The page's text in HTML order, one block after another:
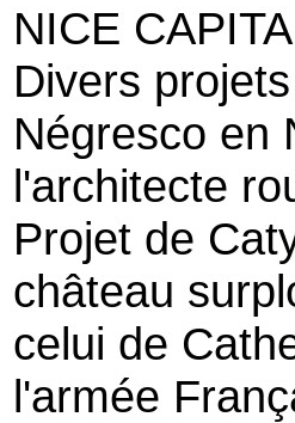
NICE
Divers
Négresco en
l'architecte
Projet de
château
celui de
l'armée